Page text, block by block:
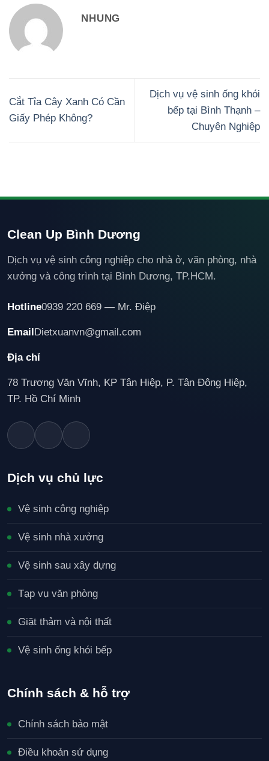
NHUNG
Cắt Tỉa Cây Xanh Có Cần
Giấy Phép Không?
Dịch vụ vệ sinh ống khói
bếp tại Bình Thạnh –
Chuyên Nghiệp
Clean Up Bình Dương
Dịch vụ vệ sinh công nghiệp cho nhà ở, văn phòng, nhà
xưởng và công trình tại Bình Dương, TP.HCM.
Hotline0939 220 669 — Mr. Điệp
EmailDietxuanvn@gmail.com
Địa chỉ
78 Trương Văn Vĩnh, KP Tân Hiệp, P. Tân Đông Hiệp,
TP. Hồ Chí Minh
Dịch vụ chủ lực
Vệ sinh công nghiệp
Vệ sinh nhà xưởng
Vệ sinh sau xây dựng
Tạp vụ văn phòng
Giặt thảm và nội thất
Vệ sinh ống khói bếp
Chính sách & hỗ trợ
Chính sách bảo mật
Điều khoản sử dụng